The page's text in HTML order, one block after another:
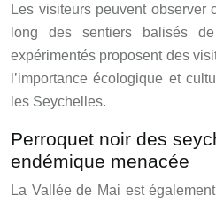
Les visiteurs peuvent observer
long des sentiers balisés
expérimentés proposent des
l’importance écologique et
les Seychelles.
Perroquet noir des
endémique menacée
La Vallée de Mai est